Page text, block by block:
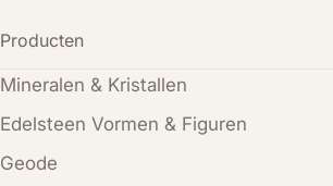
Producten
Mineralen & Kristallen
Edelsteen Vormen & Figuren
Geode